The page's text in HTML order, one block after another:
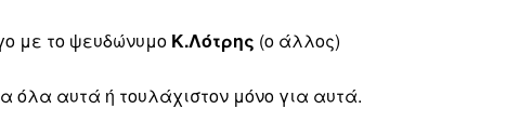
με το ψευδώνυμο Κ.Λότρης (ο άλλος)
όλα αυτά ή τουλάχιστον μόνο για αυτά.